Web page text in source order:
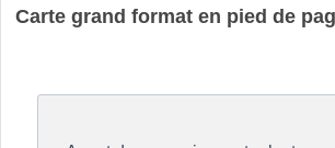
Carte grand format en pied de